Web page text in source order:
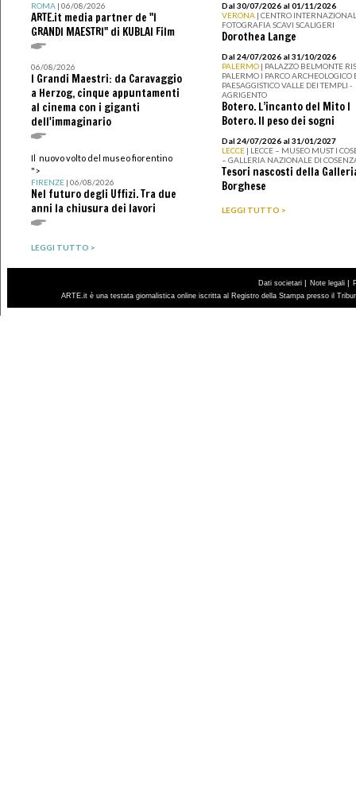
ROMA| 06/08/2026
ARTE.it media partner de "I
GRANDI MAESTRI" di KUBLAI Film
06/08/2026
I Grandi Maestri: da Caravaggio
a Herzog, cinque appuntamenti
al cinema con i giganti
dell'immaginario
Il nuovo volto del museo fiorentino
">
FIRENZE| 06/08/2026
Nel futuro degli Uffizi. Tra due
anni la chiusura dei lavori
LEGGI TUTTO >
Dal 30/07/2026 al 01/11/2026
VERONA | CENTRO
FOTOGRAFIA SCAVI SCALIGERI
Dorothea Lange
Dal 24/07/2026 al 31/10/2026
PALERMO | PALAZZO BELMONTE
PALERMO I PARCO ARCHEOLOGICO
PAESAGGISTICO VALLE DEI TEMPLI -
AGRIGENTO
Botero. L’incanto del Mito I
Botero. Il peso dei sogni
Dal 24/07/2026 al 31/01/2027
LECCE | LECCE – MUSEO MUST I
– GALLERIA NAZIONALE DI
Tesori nascosti della
Borghese
LEGGI TUTTO >
Dati societari | Note legali |
ARTE.it è una testata giornalistica online iscritta al Registro della Stampa presso il